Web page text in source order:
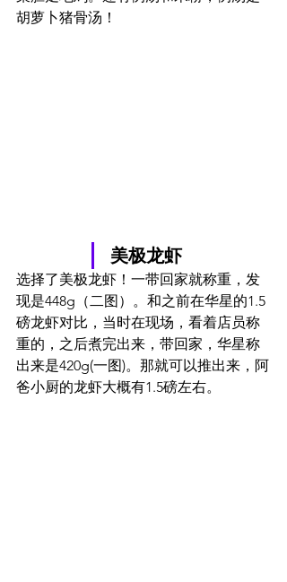
胡萝卜猪骨汤！
美极龙虾
选择了美极龙虾！一带回家就称重，发
现是448g（二图）。和之前在华星的1.5
磅龙虾对比，当时在现场，看着店员称
重的，之后煮完出来，带回家，华星称
出来是420g(一图)。那就可以推出来，阿
爸小厨的龙虾大概有1.5磅左右。